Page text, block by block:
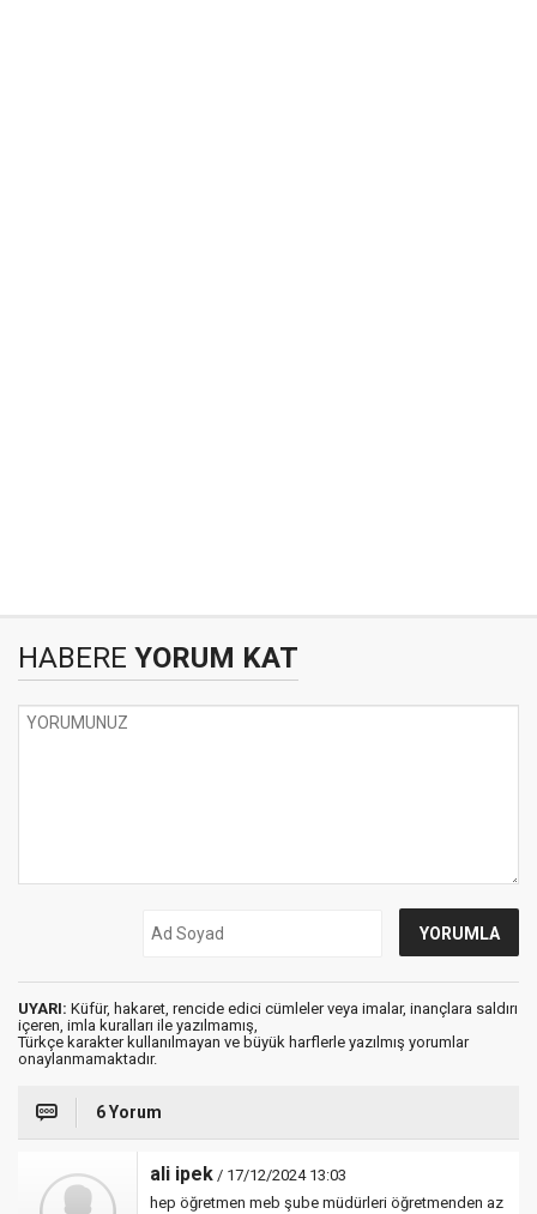
HABERE YORUM KAT
UYARI: Küfür, hakaret, rencide edici cümleler veya imalar, inançlara saldırı
içeren, imla kuralları ile yazılmamış,
Türkçe karakter kullanılmayan ve büyük harflerle yazılmış yorumlar
onaylanmamaktadır.
6 Yorum
ali ipek / 17/12/2024 13:03
hep öğretmen meb şube müdürleri öğretmenden az